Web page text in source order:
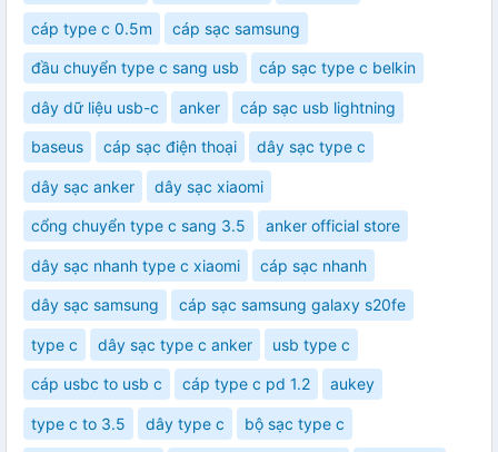
cáp type c 0.5m cáp sạc samsung
đầu chuyển type c sang usb cáp sạc type c belkin
dây dữ liệu usb-c anker cáp sạc usb lightning
baseus cáp sạc điện thoại dây sạc type c
dây sạc anker dây sạc xiaomi
cổng chuyển type c sang 3.5 anker official store
dây sạc nhanh type c xiaomi cáp sạc nhanh
dây sạc samsung cáp sạc samsung galaxy s20fe
type c dây sạc type c anker usb type c
cáp usbc to usb c cáp type c pd 1.2 aukey
type c to 3.5 dây type c bộ sạc type c